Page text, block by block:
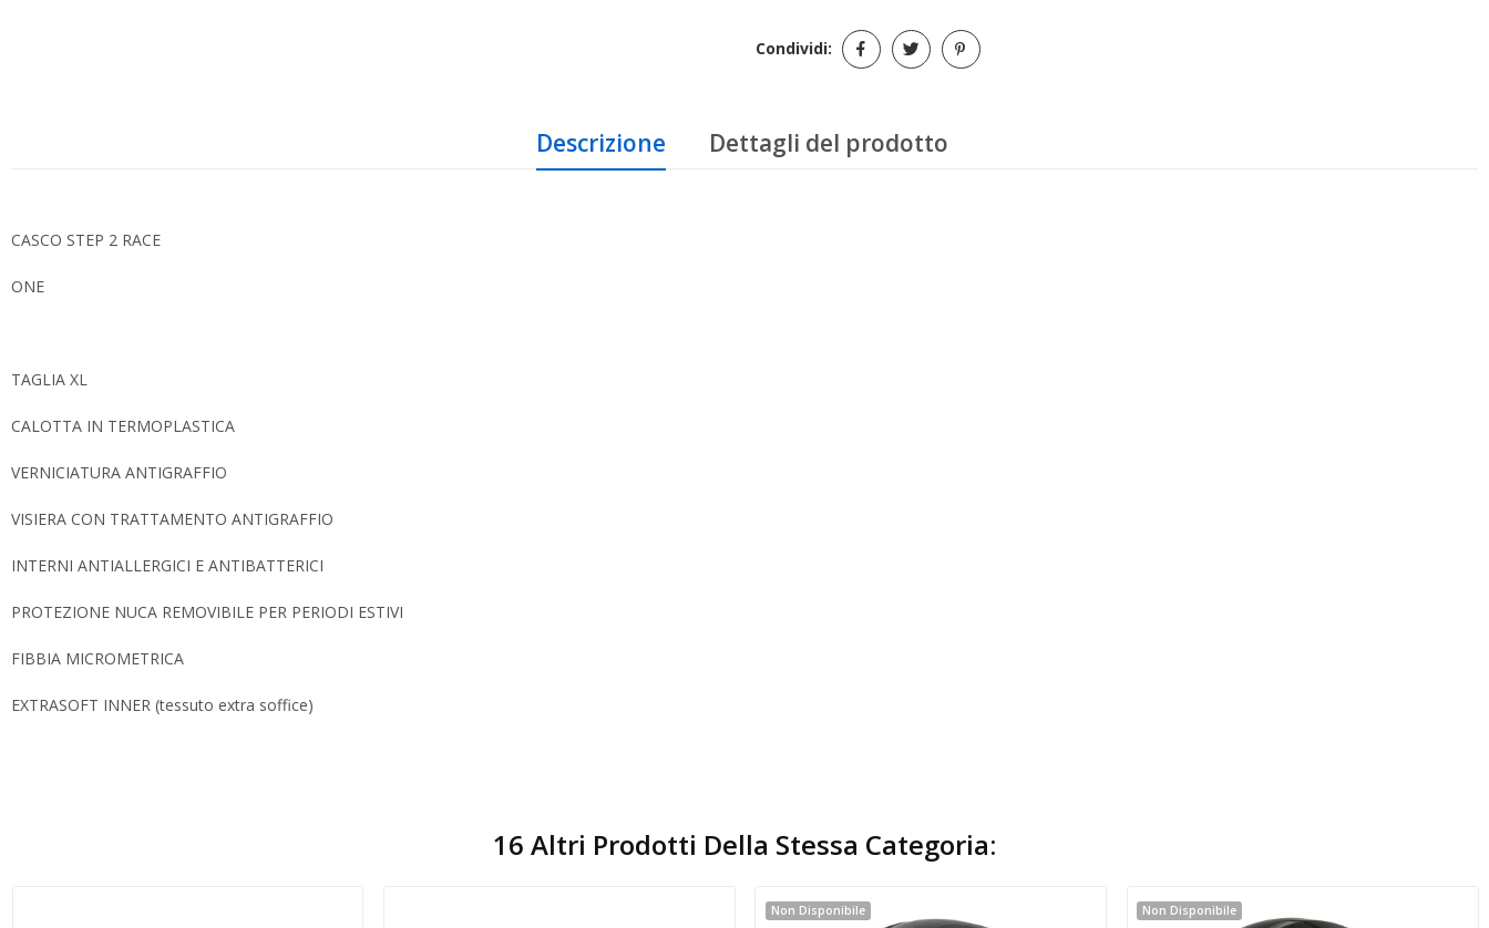
Condividi:
Descrizione Dettagli del prodotto
CASCO STEP 2 RACE
ONE
TAGLIA XL
CALOTTA IN TERMOPLASTICA
VERNICIATURA ANTIGRAFFIO
VISIERA CON TRATTAMENTO ANTIGRAFFIO
INTERNI ANTIALLERGICI E ANTIBATTERICI
PROTEZIONE NUCA REMOVIBILE PER PERIODI ESTIVI
FIBBIA MICROMETRICA
EXTRASOFT INNER (tessuto extra soffice)
16 Altri Prodotti Della Stessa Categoria:
Non Disponibile Non Disponibile